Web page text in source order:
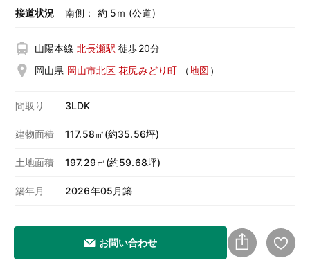
接道状況 南側： 約 5ｍ (公道)
山陽本線 北長瀬駅 徒歩20分
岡山県 岡山市北区 花尻みどり町 （地図 ）
間取り 3LDK
建物面積 117.58㎡(約35.56坪)
土地面積 197.29㎡(約59.68坪)
築年月 2026年05月築
お問い合わせ